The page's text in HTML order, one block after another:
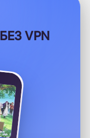
БЕЗ VPN